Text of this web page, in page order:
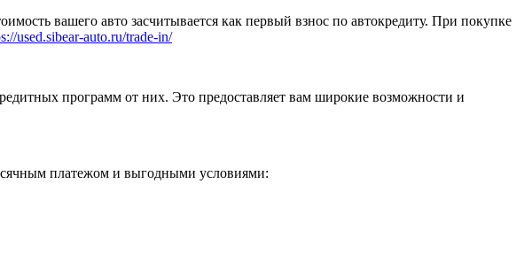
вашего авто засчитывается как первый взнос по автокредиту. При покупке
used.sibear-auto.ru/trade-in/
программ от них. Это предоставляет вам широкие возможности и
платежом и выгодными условиями: